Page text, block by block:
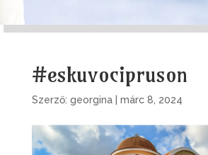
#eskuvocipruson
Szerző: georgina| márc 8, 2024